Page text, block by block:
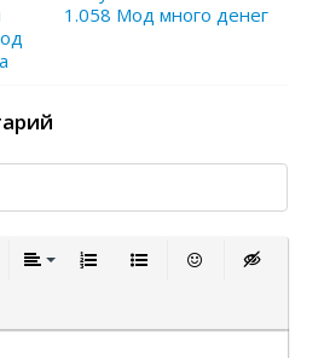
1.058 Мод много денег